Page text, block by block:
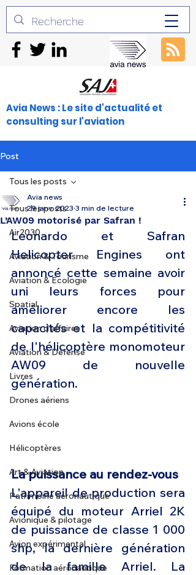
Avia News : Le site d'actualité et
consulting sur l'aviation
Post
Tous les posts
Air2030
Aviation & Tourisme
Aviation & Ecologie
Spatial
Aviation d'affaires
Aviation & Défense
Livres
Drones aériens
Avions école
Hélicoptères
Art & Aviation
Patrimoine aéronautique
Avionique & pilotage
Avion expérimental
Formation aéronautique
Tous les posts
L’AW09 motorisé par Safran !
Avia news
29 janv. 2023 3 min de lecture
Leonardo et Safran
Helicopter Engines ont
annoncé cette semaine avoir
uni leurs forces pour
améliorer encore les
capacités et la compétitivité
de l'hélicoptère monomoteur
AW09 de nouvelle
génération.
La puissance au rendez-vous
L'appareil de production sera
équipé du moteur Arriel 2K
de puissance de classe 1 000
shp, la dernière génération
de la famille Arriel. La